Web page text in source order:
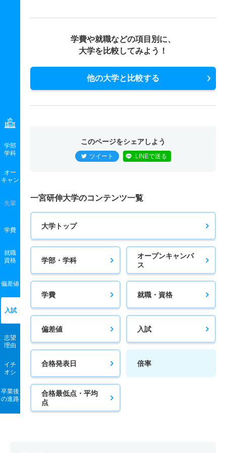
学部
学科
オー
キャン
先輩
学費
就職
資格
偏差値
入試
志望
理由
イチ
オシ
卒業後
の進路
学費や就職などの項目別に、
大学を比較してみよう！
他の大学と比較する
このページをシェアしよう
ツイート LINEで送る
一宮研伸大学のコンテンツ一覧
大学トップ
学部・学科
オープンキャンパ
ス
学費 就職・資格
偏差値 入試
合格発表日 倍率
合格最低点・平均
点